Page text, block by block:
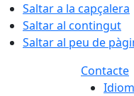
Saltar a la capçalera
Saltar al contingut
Saltar al peu de
Contacte